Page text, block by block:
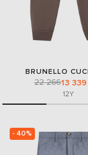
BRUNELLO
22 26613 339
12Y
- 40%